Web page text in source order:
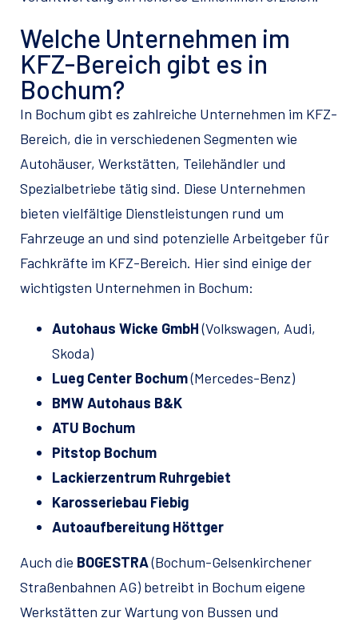
Welche Unternehmen im
KFZ-Bereich gibt es in
Bochum?
In Bochum gibt es zahlreiche Unternehmen im KFZ-
Bereich, die in verschiedenen Segmenten wie
Autohäuser, Werkstätten, Teilehändler und
Spezialbetriebe tätig sind. Diese Unternehmen
bieten vielfältige Dienstleistungen rund um
Fahrzeuge an und sind potenzielle Arbeitgeber für
Fachkräfte im KFZ-Bereich. Hier sind einige der
wichtigsten Unternehmen in Bochum:
Autohaus Wicke GmbH(Volkswagen, Audi,
Skoda)
Lueg Center Bochum(Mercedes-Benz)
BMW Autohaus B&K
ATU Bochum
Pitstop Bochum
Lackierzentrum Ruhrgebiet
Karosseriebau Fiebig
Autoaufbereitung Höttger
Auch die BOGESTRA(Bochum-Gelsenkirchener
Straßenbahnen AG) betreibt in Bochum eigene
Werkstätten zur Wartung von Bussen und